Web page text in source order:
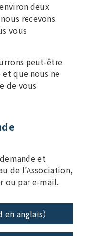
deux
recevons
vous
peut-être
et que nous ne
de vous
et
de l’Association,
ou par e-mail.
anglais）